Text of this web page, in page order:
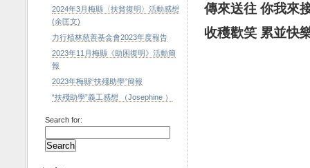
傳來送往 你我來
收穫歡笑 累並快
2024年3月梅縣〈扶貧復明〉活動感想
(余匡文)
力行植林慈善基金會2023年度報告
2023年11月梅縣《助困復明》活動簡
報
2023年梅縣“扶殘助學”簡報
“扶殘助學”義工感想 （Josephine ）
Search for: